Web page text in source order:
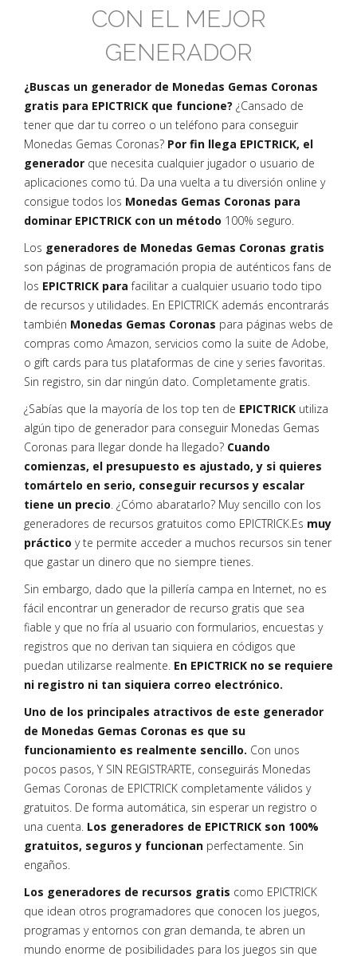
CON EL MEJOR
GENERADOR
¿Buscas un generador de Monedas Gemas Coronas
gratis para EPICTRICK que funcione? ¿Cansado de
tener que dar tu correo o un teléfono para conseguir
Monedas Gemas Coronas? Por fin llega EPICTRICK, el
generador que necesita cualquier jugador o usuario de
aplicaciones como tú. Da una vuelta a tu diversión online y
consigue todos los Monedas Gemas Coronas para
dominar EPICTRICK con un método 100% seguro.
Los generadores de Monedas Gemas Coronas gratis
son páginas de programación propia de auténticos fans de
los EPICTRICK para facilitar a cualquier usuario todo tipo
de recursos y utilidades. En EPICTRICK además encontrarás
también Monedas Gemas Coronas para páginas webs de
compras como Amazon, servicios como la suite de Adobe,
o gift cards para tus plataformas de cine y series favoritas.
Sin registro, sin dar ningún dato. Completamente gratis.
¿Sabías que la mayoría de los top ten de EPICTRICK utiliza
algún tipo de generador para conseguir Monedas Gemas
Coronas para llegar donde ha llegado? Cuando
comienzas, el presupuesto es ajustado, y si quieres
tomártelo en serio, conseguir recursos y escalar
tiene un precio. ¿Cómo abaratarlo? Muy sencillo con los
generadores de recursos gratuitos como EPICTRICK.Es muy
práctico y te permite acceder a muchos recursos sin tener
que gastar un dinero que no siempre tienes.
Sin embargo, dado que la pillería campa en Internet, no es
fácil encontrar un generador de recurso gratis que sea
fiable y que no fría al usuario con formularios, encuestas y
registros que no derivan tan siquiera en códigos que
puedan utilizarse realmente. En EPICTRICK no se requiere
ni registro ni tan siquiera correo electrónico.
Uno de los principales atractivos de este generador
de Monedas Gemas Coronas es que su
funcionamiento es realmente sencillo. Con unos
pocos pasos, Y SIN REGISTRARTE, conseguirás Monedas
Gemas Coronas de EPICTRICK completamente válidos y
gratuitos. De forma automática, sin esperar un registro o
una cuenta. Los generadores de EPICTRICK son 100%
gratuitos, seguros y funcionan perfectamente. Sin
engaños.
Los generadores de recursos gratis como EPICTRICK
que idean otros programadores que conocen los juegos,
programas y entornos con gran demanda, te abren un
mundo enorme de posibilidades para los juegos sin que